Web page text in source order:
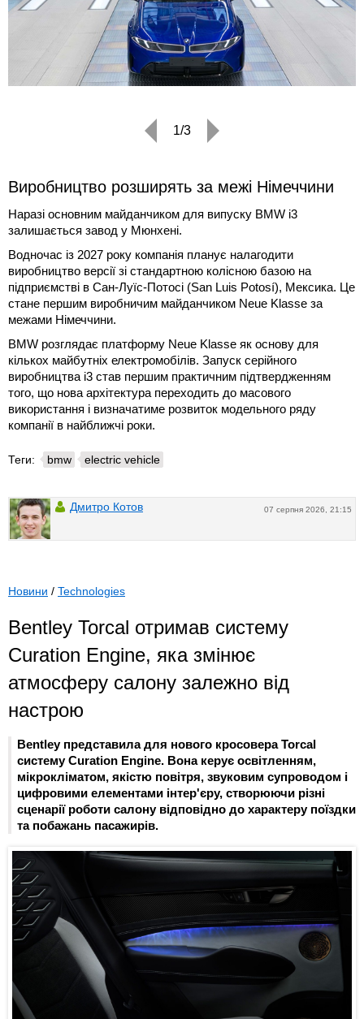
1/3
Виробництво розширять за межі Німеччини
Наразі основним майданчиком для випуску BMW i3
залишається завод у Мюнхені.
Водночас із 2027 року компанія планує налагодити
виробництво версії зі стандартною колісною базою на
підприємстві в Сан-Луїс-Потосі (San Luis Potosí), Мексика. Це
стане першим виробничим майданчиком Neue Klasse за
межами Німеччини.
BMW розглядає платформу Neue Klasse як основу для
кількох майбутніх електромобілів. Запуск серійного
виробництва i3 став першим практичним підтвердженням
того, що нова архітектура переходить до масового
використання і визначатиме розвиток модельного ряду
компанії в найближчі роки.
Теги: bmw electric vehicle
07 серпня 2026, 21:15
Дмитро Котов
Новини / Technologies
Bentley Torcal отримав систему
Curation Engine, яка змінює
атмосферу салону залежно від
настрою
Bentley представила для нового кросовера Torcal
систему Curation Engine. Вона керує освітленням,
мікрокліматом, якістю повітря, звуковим супроводом і
цифровими елементами інтер'єру, створюючи різні
сценарії роботи салону відповідно до характеру поїздки
та побажань пасажирів.